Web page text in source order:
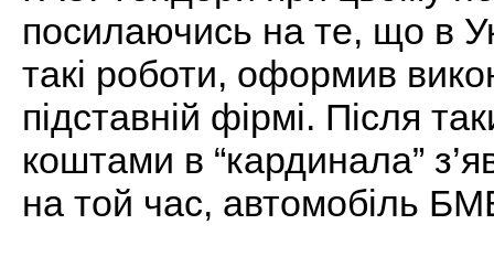
посилаючись на те, що в
такі роботи, оформив
підставній фірмі. Після
коштами в “кардинала”
на той час, автомобіль